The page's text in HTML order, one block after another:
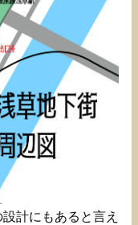
計にもあると言え